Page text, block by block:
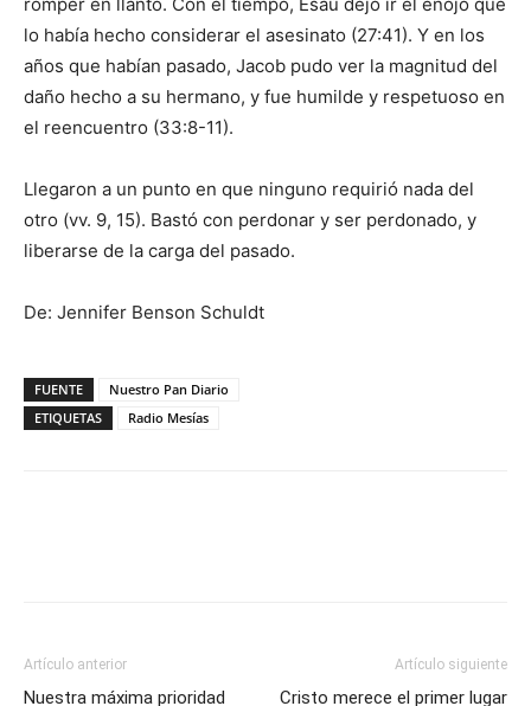
lo había hecho considerar el asesinato (27:41). Y en los
años que habían pasado, Jacob pudo ver la magnitud del
daño hecho a su hermano, y fue humilde y respetuoso en
el reencuentro (33:8-11).
Llegaron a un punto en que ninguno requirió nada del
otro (vv. 9, 15). Bastó con perdonar y ser perdonado, y
liberarse de la carga del pasado.
De: Jennifer Benson Schuldt
FUENTE
Nuestro Pan Diario
ETIQUETAS
Radio Mesías
Artículo anterior
Nuestra máxima prioridad
Artículo siguiente
Cristo merece el primer lugar